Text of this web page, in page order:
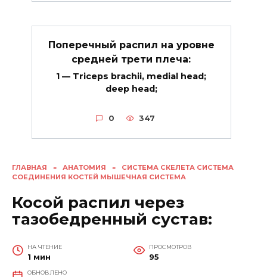
ГЛАВНАЯ » АНАТОМИЯ »
СИСТЕМА СКЕЛЕТА СИСТЕМА
СОЕДИНЕНИЯ КОСТЕЙ МЫШЕЧНАЯ СИСТЕМА
Косой распил через
тазобедренный сустав:
НА ЧТЕНИЕ
1 мин
ПРОСМОТРОВ
95
ОБНОВЛЕНО
Поперечный распил на уровне
средней трети плеча:
1 — Triceps brachii, medial head;
deep head;
0 347